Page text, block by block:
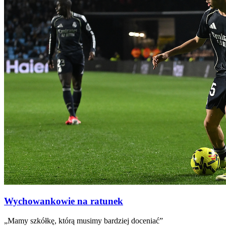
Wychowankowie na ratunek
„Mamy szkółkę, którą musimy bardziej doceniać”